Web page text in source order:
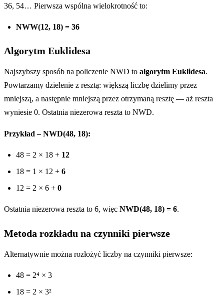
36, 54… Pierwsza wspólna wielokrotność to:
NWW(12, 18) = 36
Algorytm Euklidesa
Najszybszy sposób na policzenie NWD to algorytm Euklidesa.
Powtarzamy dzielenie z resztą: większą liczbę dzielimy przez
mniejszą, a następnie mniejszą przez otrzymaną resztę — aż reszta
wyniesie 0. Ostatnia niezerowa reszta to NWD.
Przykład – NWD(48, 18):
48 = 2 × 18 + 12
18 = 1 × 12 + 6
12 = 2 × 6 + 0
Ostatnia niezerowa reszta to 6, więc NWD(48, 18) = 6.
Metoda rozkładu na czynniki pierwsze
Alternatywnie można rozłożyć liczby na czynniki pierwsze:
48 = 2⁴ × 3
18 = 2 × 3²